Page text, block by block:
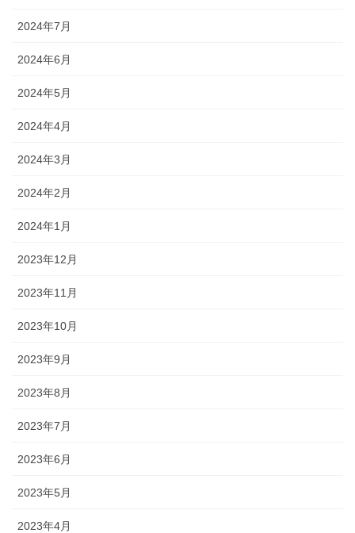
2024年7月
2024年6月
2024年5月
2024年4月
2024年3月
2024年2月
2024年1月
2023年12月
2023年11月
2023年10月
2023年9月
2023年8月
2023年7月
2023年6月
2023年5月
2023年4月